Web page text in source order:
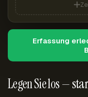
Legen Sie los —
Erfassung